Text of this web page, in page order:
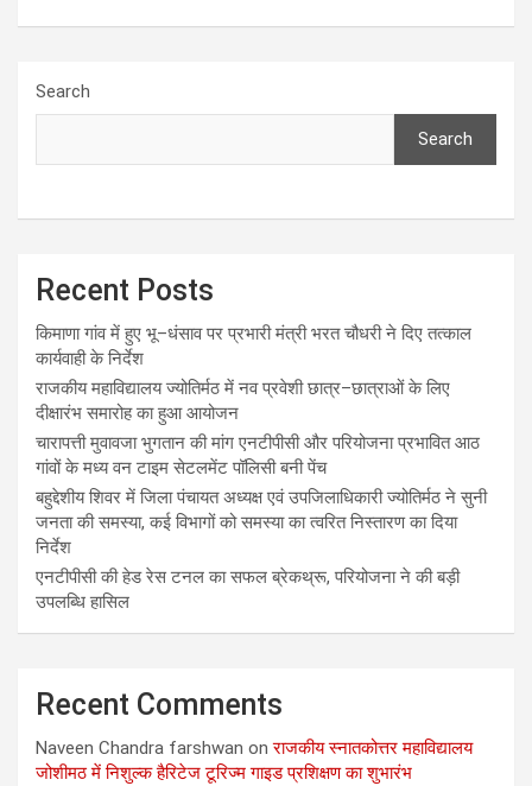
Search
Search
Recent Posts
किमाणा गांव में हुए भू–धंसाव पर प्रभारी मंत्री भरत चौधरी ने दिए तत्काल
कार्यवाही के निर्देश
राजकीय महाविद्यालय ज्योतिर्मठ में नव प्रवेशी छात्र–छात्राओं के लिए
दीक्षारंभ समारोह का हुआ आयोजन
चारापत्ती मुवावजा भुगतान की मांग एनटीपीसी और परियोजना प्रभावित आठ
गांवों के मध्य वन टाइम सेटलमेंट पॉलिसी बनी पेंच
बहुद्देशीय शिवर में जिला पंचायत अध्यक्ष एवं उपजिलाधिकारी ज्योतिर्मठ ने सुनी
जनता की समस्या, कई विभागों को समस्या का त्वरित निस्तारण का दिया
निर्देश
एनटीपीसी की हेड रेस टनल का सफल ब्रेकथ्रू, परियोजना ने की बड़ी
उपलब्धि हासिल
Recent Comments
Naveen Chandra farshwan onराजकीय स्नातकोत्तर महाविद्यालय
जोशीमठ में निशुल्क हैरिटेज टूरिज्म गाइड प्रशिक्षण का शुभारंभ